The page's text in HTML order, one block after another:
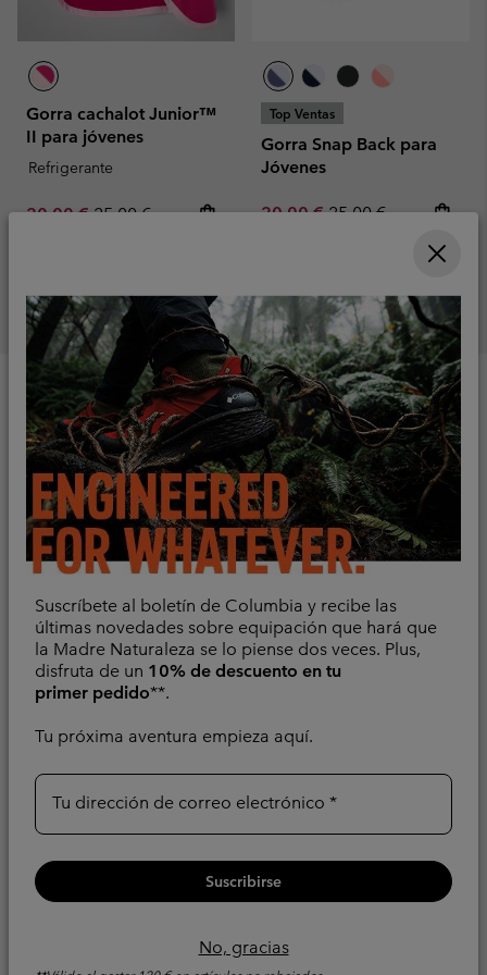
Suscríbete al boletín de Columbia y recibe las
últimas novedades sobre equipación que hará que
la Madre Naturaleza se lo piense dos veces. Plus,
disfruta de un 10% de descuento en tu
primer pedido**.
Tu próxima aventura empieza aquí.
Tu dirección de correo electrónico
Suscribirse
No, gracias
Gorra cachalot Junior™
II para jóvenes
Refrigerante
Sale price:
20,00 €Regular price:
25,00 €
Top Ventas
Gorra Snap Back para
Jóvenes
Sale price:
20,00 €Regular price:
25,00 €
(+)34919015933
Servicio al cliente
Formulario de contacto
Devoluciones
Desistir del contrato
Estado del pedido
Envío
Pago
Preguntas frecuentes
Acerca de Nosotros
Comprar
Conéctate con nosotros
tu primer pedido al gastar 120 € en artículos no rebajados.